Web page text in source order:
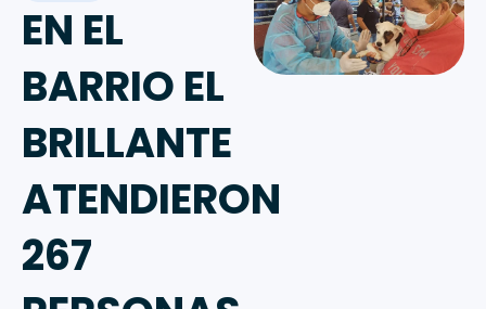
EN EL
BARRIO EL
BRILLANTE
ATENDIERON
267